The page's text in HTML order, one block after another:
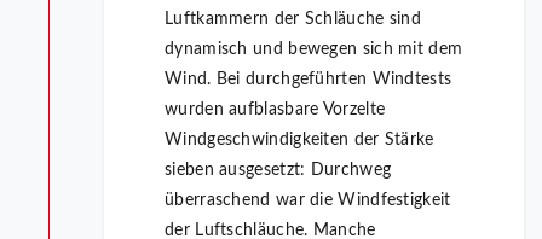
Luftkammern der Schläuche sind
dynamisch und bewegen sich mit dem
Wind. Bei durchgeführten Windtests
wurden aufblasbare Vorzelte
Windgeschwindigkeiten der Stärke
sieben ausgesetzt: Durchweg
überraschend war die Windfestigkeit
der Luftschläuche. Manche